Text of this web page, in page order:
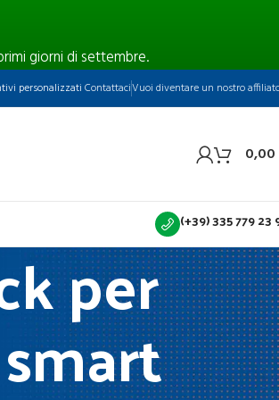
giorni di settembre.
personalizzati ContattaciVuoi diventare un nostro
0,00
(+39) 335 779 23
per